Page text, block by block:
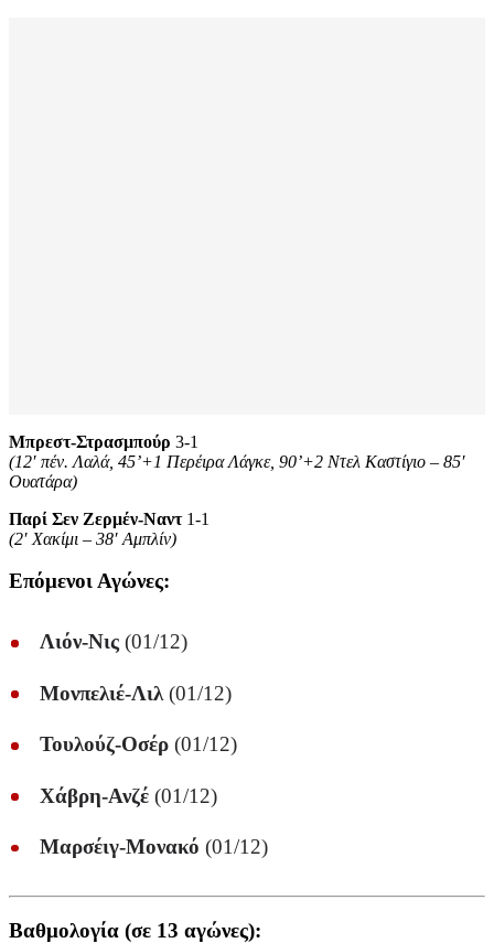
Μπρεστ-Στρασμπούρ 3-1
(12′ πέν. Λαλά, 45’+1 Περέιρα Λάγκε, 90’+2 Ντελ Καστίγιο – 85′
Ουατάρα)
Παρί Σεν Ζερμέν-Ναντ1-1
(2′ Χακίμι – 38′ Αμπλίν)
Επόμενοι Αγώνες:
Λιόν-Νις (01/12)
Μονπελιέ-Λιλ (01/12)
Τουλούζ-Οσέρ (01/12)
Χάβρη-Ανζέ (01/12)
Μαρσέιγ-Μονακό (01/12)
Βαθμολογία (σε 13 αγώνες):